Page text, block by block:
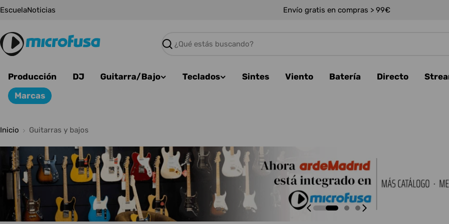
Saltar
EscuelaNoticias Envío gratis en compras > 99€
Buscar
Producción DJ Guitarra/Bajo Teclados Sintes Viento Batería Directo
Marcas
Inicio Guitarras y bajos